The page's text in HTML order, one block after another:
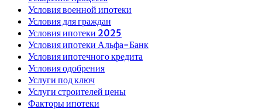
Условия военной ипотеки
Условия для граждан
Условия ипотеки 2025
Условия ипотеки Альфа-Банк
Условия ипотечного кредита
Условия одобрения
Услуги под ключ
Услуги строителей цены
Факторы ипотеки